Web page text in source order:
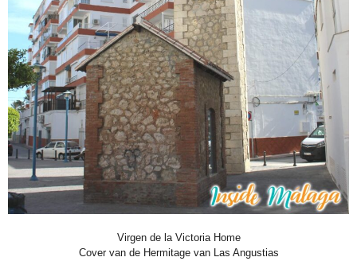
Virgen de la Victoria Home
Cover van de Hermitage van Las Angustias